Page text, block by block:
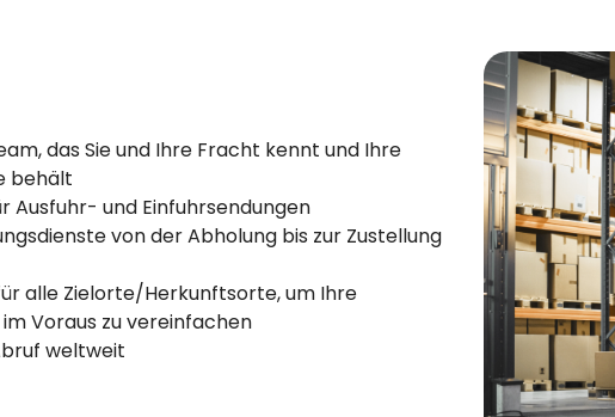
das Sie und Ihre Fracht kennt und Ihre
behält
Ausfuhr- und Einfuhrsendungen
von der Abholung bis zur Zustellung
alle Zielorte/Herkunftsorte, um Ihre
Voraus zu vereinfachen
weltweit